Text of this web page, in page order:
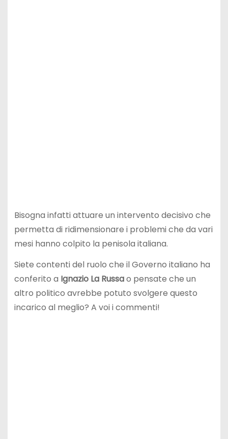
Bisogna infatti attuare un intervento decisivo che
permetta di ridimensionare i problemi che da vari
mesi hanno colpito la penisola italiana.
Siete contenti del ruolo che il Governo italiano ha
conferito a Ignazio La Russao pensate che un
altro politico avrebbe potuto svolgere questo
incarico al meglio? A voi i commenti!